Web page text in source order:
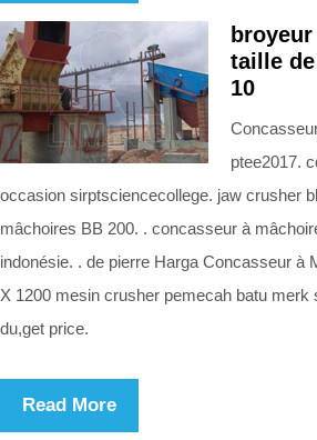
taille
10
ptee2017.
occasion sirptsciencecollege. jaw crusher
mâchoires BB 200. . concasseur à
indonésie. . de pierre Harga Concasseur à
X 1200 mesin crusher pemecah batu merk
du,get price.
Read More